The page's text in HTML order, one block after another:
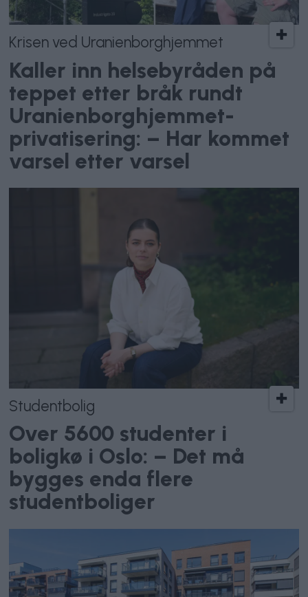
Krisen ved Uranienborghjemmet
Kaller inn helsebyråden på
teppet etter bråk rundt
Uranienborghjemmet-
privatisering: – Har kommet
varsel etter varsel
Studentbolig
Over 5600 studenter i
boligkø i Oslo: – Det må
bygges enda flere
studentboliger